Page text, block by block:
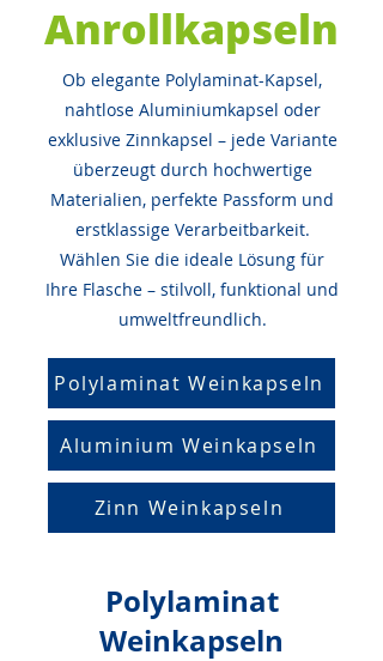
Anrollkapseln
Ob elegante Polylaminat-Kapsel,
nahtlose Aluminiumkapsel oder
exklusive Zinnkapsel – jede Variante
überzeugt durch hochwertige
Materialien, perfekte Passform und
erstklassige Verarbeitbarkeit.
Wählen Sie die ideale Lösung für
Ihre Flasche – stilvoll, funktional und
umweltfreundlich.
Polylaminat Weinkapseln
Aluminium Weinkapseln
Zinn Weinkapseln
Polylaminat
Weinkapseln